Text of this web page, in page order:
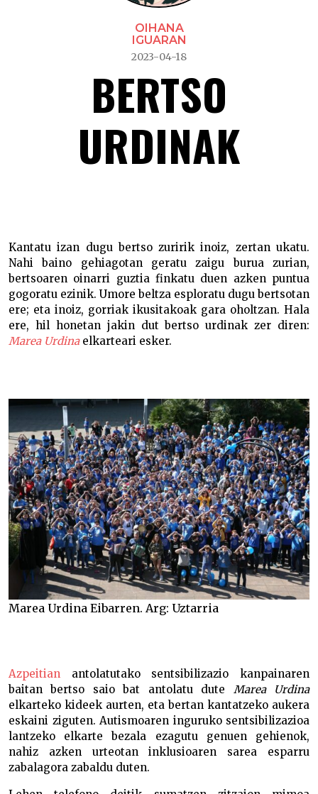
OIHANA
IGUARAN
2023-04-18
BERTSO
URDINAK
Kantatu izan dugu bertso zuririk inoiz, zertan ukatu.
Nahi baino gehiagotan geratu zaigu burua zurian,
bertsoaren oinarri guztia finkatu duen azken puntua
gogoratu ezinik. Umore beltza esploratu dugu bertsotan
ere; eta inoiz, gorriak ikusitakoak gara oholtzan. Hala
ere, hil honetan jakin dut bertso urdinak zer diren:
Marea Urdinaelkarteari esker.
Marea Urdina Eibarren. Arg: Uztarria
Azpeitian antolatutako sentsibilizazio kanpainaren
baitan bertso saio bat antolatu dute Marea Urdina
elkarteko kideek aurten, eta bertan kantatzeko aukera
eskaini ziguten. Autismoaren inguruko sentsibilizazioa
lantzeko elkarte bezala ezagutu genuen gehienok,
nahiz azken urteotan inklusioaren sarea esparru
zabalagora zabaldu duten.